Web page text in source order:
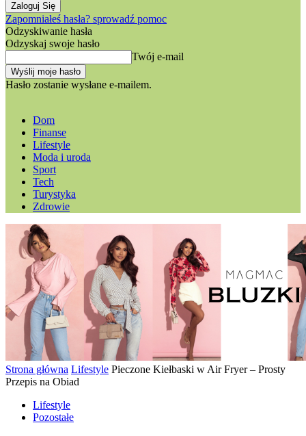
Zapomniałeś hasła? sprowadź pomoc
Odzyskiwanie hasła
Odzyskaj swoje hasło
Twój e-mail
Hasło zostanie wysłane e-mailem.
Dom
Finanse
Lifestyle
Moda i uroda
Sport
Tech
Turystyka
Zdrowie
Strona główna Lifestyle Pieczone Kiełbaski w Air Fryer – Prosty
Przepis na Obiad
Lifestyle
Pozostałe